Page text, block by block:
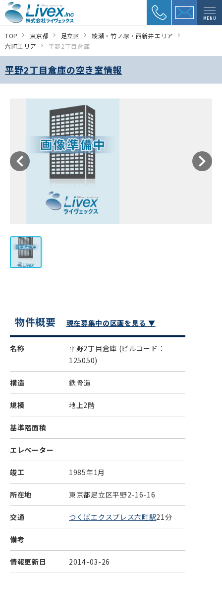
MENU
TOP 東京都 足立区
綾瀬・竹ノ塚・西新井エリア
六町エリア
平野2丁目倉庫
平野2丁目倉庫の空き室情報
物件概要 現在募集中の区画を見る ▼
名称 平野2丁目倉庫 (ビルコード：
125050)
構造 鉄骨造
規模 地上2階
基準階面積
エレベーター
竣工 1985年1月
所在地 東京都足立区平野2-16-16
交通 つくばエクスプレス六町駅21分
備考
情報更新日 2014-03-26